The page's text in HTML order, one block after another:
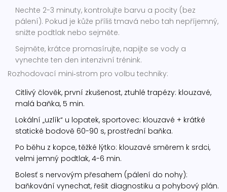
Nechte 2-3 minuty, kontrolujte barvu a pocity (bez
pálení). Pokud je kůže příliš tmavá nebo tah nepříjemný,
snižte podtlak nebo sejměte.
Sejměte, krátce promasírujte, napijte se vody a
vynechte ten den intenzivní trénink.
Rozhodovací mini‑strom pro volbu techniky:
Citlivý člověk, první zkušenost, ztuhlé trapézy: klouzavé,
malá baňka, 5 min.
Lokální „uzlík“ u lopatek, sportovec: klouzavé + krátké
statické bodově 60-90 s, prostřední baňka.
Po běhu z kopce, těžké lýtko: klouzavé směrem k srdci,
velmi jemný podtlak, 4-6 min.
Bolesť s nervovým přesahem (pálení do nohy):
baňkování vynechat, řešit diagnostiku a pohybový plán.